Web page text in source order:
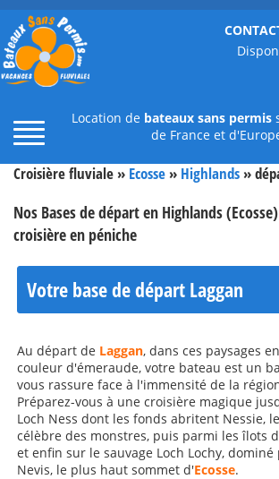
Location de bateaux sans permis
de France et
Croisière fluviale » Ecosse » Highlands »
Nos Bases de départ en Highlands
croisière en péniche
Votre base de départ Laggan
Au départ de Laggan, dans ces paysages
couleur d'émeraude, votre bateau est un
vous rassure face à l'immensité de la
Préparez-vous à une croisière magique
Loch Ness dont les fonds abritent Nessie,
célèbre des monstres, puis parmi les îlots
et enfin sur le sauvage Loch Lochy, dominé
Nevis, le plus haut sommet d'Ecosse.